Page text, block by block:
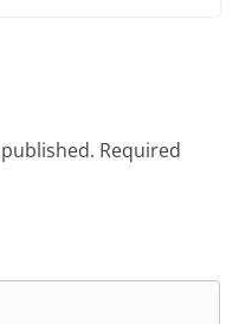
Required